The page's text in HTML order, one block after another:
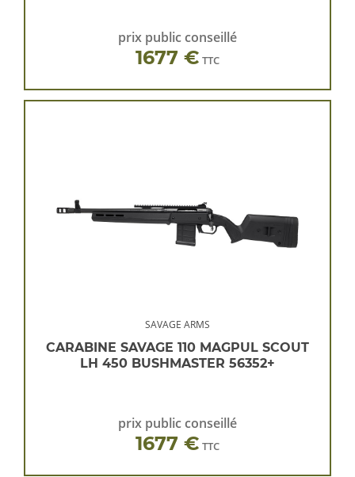
prix public conseillé
1677 € TTC
SAVAGE ARMS
CARABINE SAVAGE 110 MAGPUL SCOUT
LH 450 BUSHMASTER 56352+
prix public conseillé
1677 € TTC